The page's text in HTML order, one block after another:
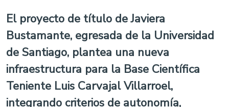
El proyecto de título de Javiera
Bustamante, egresada de la Universidad
de Santiago, plantea una nueva
infraestructura para la Base Científica
Teniente Luis Carvajal Villarroel,
integrando criterios de autonomía,